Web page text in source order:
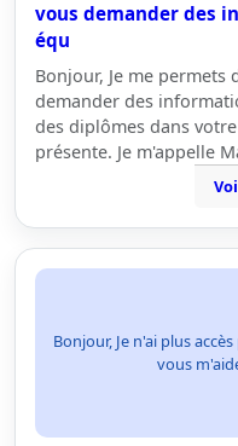
vous demander des
équ
Bonjour, Je me
demander des
des diplômes dans
présente. Je m'appelle
Bonjour, Je n'ai plus
vous